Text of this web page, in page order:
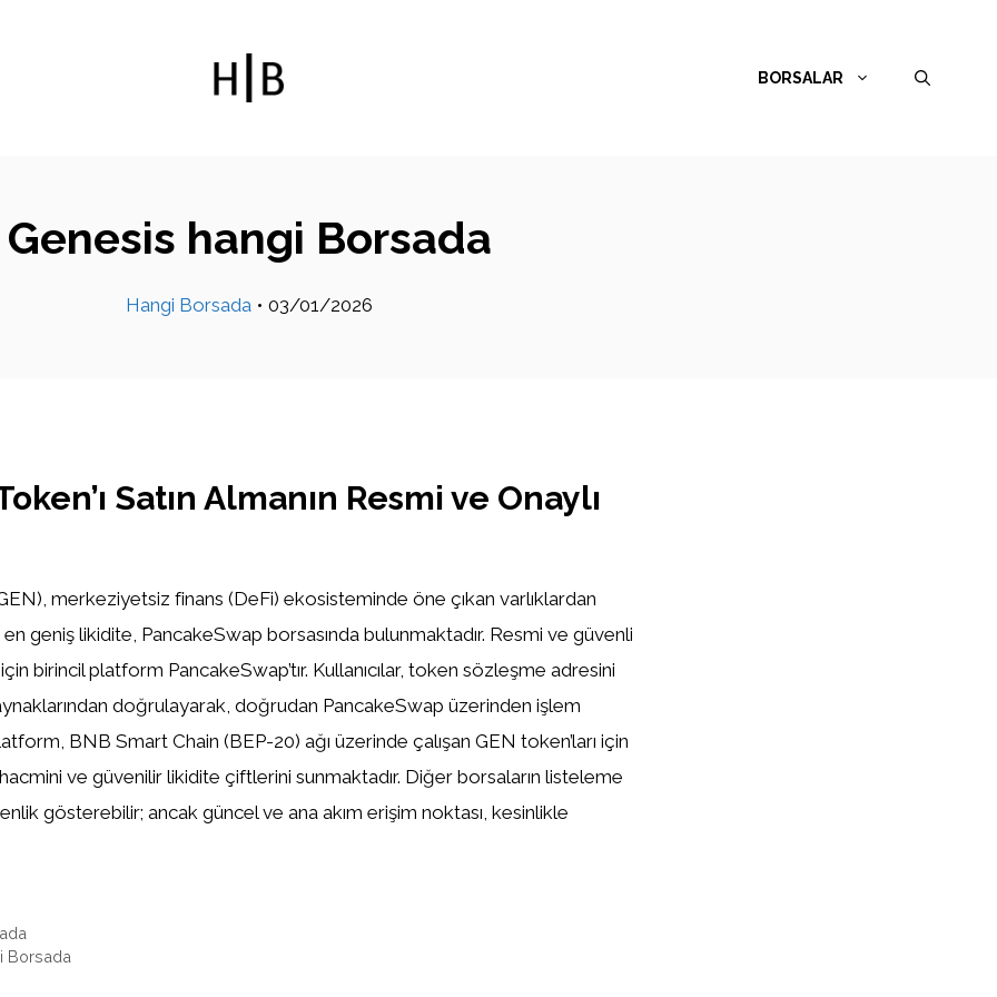
BORSALAR
Genesis hangi Borsada
Hangi Borsada • 03/01/2026
Satın Almanın Resmi ve Onaylı
merkeziyetsiz finans (DeFi) ekosisteminde öne çıkan varlıklardan
geniş likidite, PancakeSwap borsasında bulunmaktadır. Resmi ve güvenli
birincil platform PancakeSwap’tır. Kullanıcılar, token sözleşme adresini
doğrulayarak, doğrudan PancakeSwap üzerinden işlem
BNB Smart Chain (BEP-20) ağı üzerinde çalışan GEN token’ları için
ve güvenilir likidite çiftlerini sunmaktadır. Diğer borsaların listeleme
gösterebilir; ancak güncel ve ana akım erişim noktası, kesinlikle
Borsada